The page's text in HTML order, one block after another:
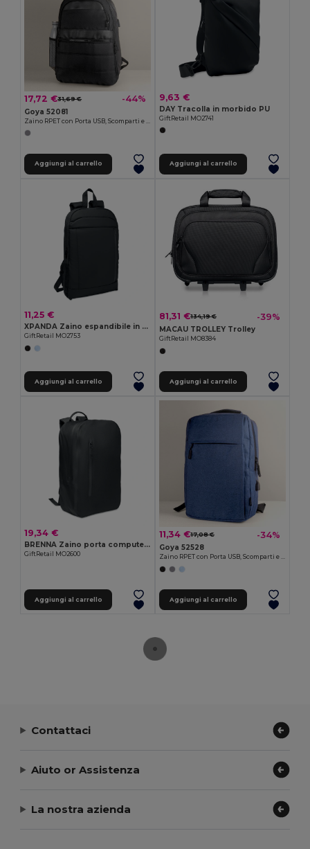
17,72 €31,69 € -44%
Goya 52081
Aggiungi al carrello
9,63 €
DAY Tracolla in morbido PU
GiftRetail MO2741
Aggiungi al carrello
11,25 €
XPANDA Zaino espandibile in RPET 600D
GiftRetail MO2753
Aggiungi al carrello
81,31 €134,19 € -39%
MACAU TROLLEY Trolley
GiftRetail MO8384
Aggiungi al carrello
19,34 €
BRENNA Zaino porta computer 300D RPET
GiftRetail MO2600
Aggiungi al carrello
11,34 €17,08 € -34%
Goya 52528
Zaino RPET con Porta USB, Scomparti e Tracolla
Aggiungi al carrello
Contattaci
Aiuto or Assistenza
La nostra azienda